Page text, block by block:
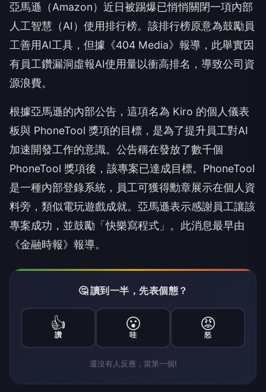
亞馬遜（Amazon）近日被踢爆已悄悄關閉一項內部
人工智慧（AI）使用排行榜。該排行榜原意為鼓勵員
工善用AI工具，但據《404 Media》報導，此舉實因
有員工鑽漏洞虛報AI使用量以衝高排名，導致公司資
源浪費。
根據亞馬遜的內部公告，這項名為 Kiro 的個人儀表
板與 PhoneTool 獎項的目標，是為了提升員工對AI
加速開發工作的意識。公告稱在發放了數千個
PhoneTool 獎項後，該專案已達成目標。PhoneTool
是一種內部登錄系統，員工可獲得勳章展示在個人資
料旁，類似電玩遊戲成就。亞馬遜表示感謝員工讓該
專案成功，並鼓勵「快樂寫程式」。此消息最早由
《金融時報》報導。
🤔 讀到一半，先表個態？
👍
讚
😮
哇
😡
怒
還沒有人反應，當第一個!